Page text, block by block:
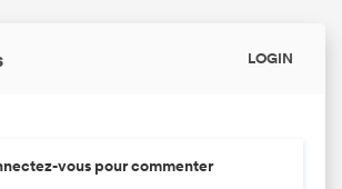
LOGIN
vous pour commenter